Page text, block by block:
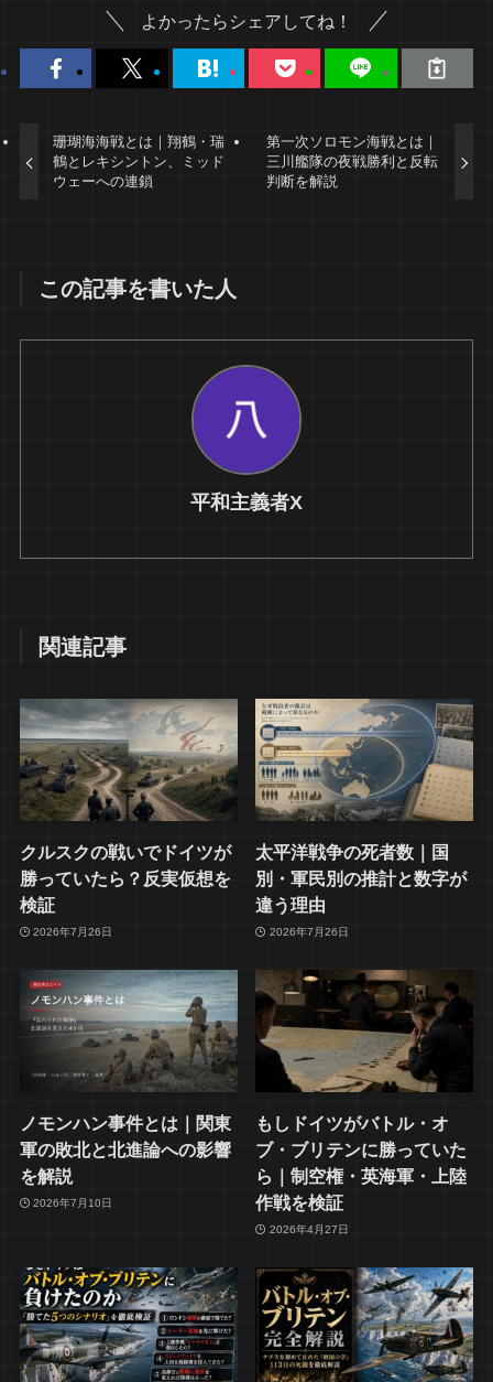
よかったらシェアしてね！
珊瑚海海戦とは｜翔鶴・瑞
鶴とレキシントン、ミッド
ウェーへの連鎖
第一次ソロモン海戦とは｜
三川艦隊の夜戦勝利と反転
判断を解説
この記事を書いた人
平和主義者X
関連記事
クルスクの戦いでドイツが
勝っていたら？反実仮想を
検証
2026年7月26日
太平洋戦争の死者数｜国
別・軍民別の推計と数字が
違う理由
2026年7月26日
ノモンハン事件とは｜関東
軍の敗北と北進論への影響
を解説
2026年7月10日
もしドイツがバトル・オ
ブ・ブリテンに勝っていた
ら｜制空権・英海軍・上陸
作戦を検証
2026年4月27日